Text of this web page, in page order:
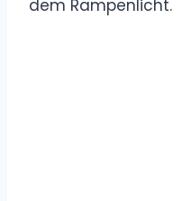
dem Rampenlicht.